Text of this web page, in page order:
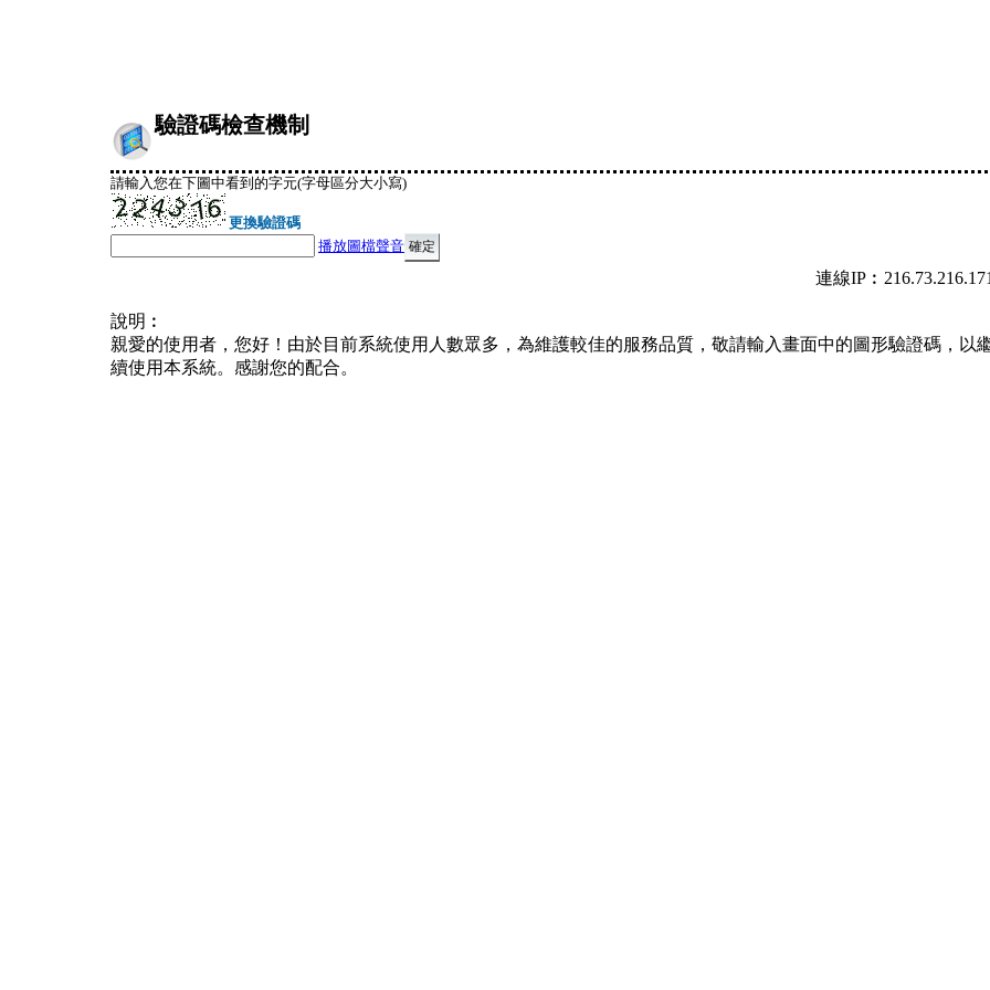
驗證碼檢查機制
請輸入您在下圖中看到的字元(字母區分大小寫)
更換驗證碼
播放圖檔聲音
連線
說明︰
親愛的使用者，您好！由於目前系統使用人數眾多，為維護較佳的服務品質，敬請輸入畫面中的圖形驗證碼，以
續使用本系統。感謝您的配合。